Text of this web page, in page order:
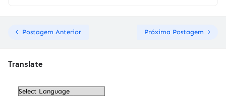
Postagem Anterior Próxima Postagem
Translate